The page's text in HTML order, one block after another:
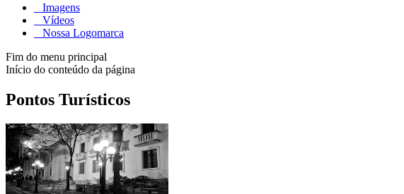
Imagens
Vídeos
Nossa Logomarca
Fim do menu principal
Início do conteúdo da página
Pontos Turísticos